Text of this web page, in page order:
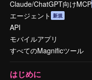
Claude/ChatGPT向けMCP
エージェント 新規
API
モバイルアプリ
すべてのMagnificツール
はじめに